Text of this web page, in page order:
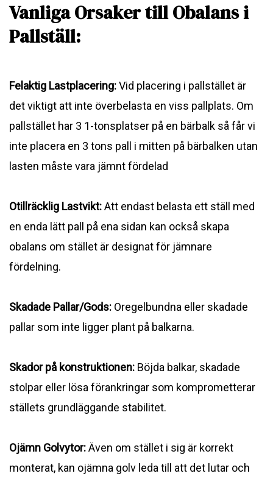
Vanliga Orsaker till Obalans i
Pallställ:
Felaktig Lastplacering:Vid placering i pallstället är
det viktigt att inte överbelasta en viss pallplats. Om
pallstället har 3 1-tonsplatser på en bärbalk så får vi
inte placera en 3 tons pall i mitten på bärbalken utan
lasten måste vara jämnt fördelad
Otillräcklig Lastvikt:Att endast belasta ett ställ med
en enda lätt pall på ena sidan kan också skapa
obalans om stället är designat för jämnare
fördelning.
Skadade Pallar/Gods: Oregelbundna eller skadade
pallar som inte ligger plant på balkarna.
Skador på konstruktionen: Böjda balkar, skadade
stolpar eller lösa förankringar som komprometterar
ställets grundläggande stabilitet.
Ojämn Golvytor:Även om stället i sig är korrekt
monterat, kan ojämna golv leda till att det lutar och